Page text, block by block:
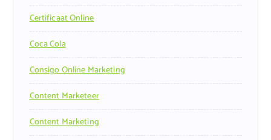
Certificaat Online
Coca Cola
Consigo Online Marketing
Content Marketeer
Content Marketing